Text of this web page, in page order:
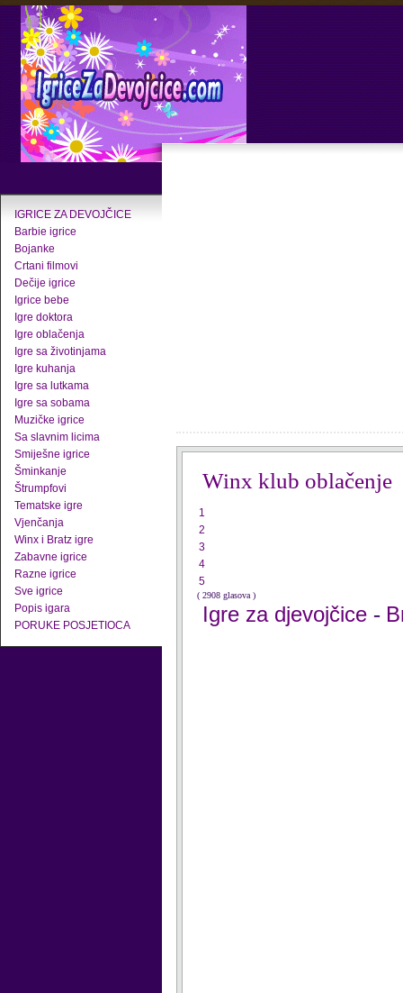
IGRICE ZA DEVOJČICE
Barbie igrice
Bojanke
Crtani filmovi
Dečije igrice
Igrice bebe
Igre doktora
Igre oblačenja
Igre sa životinjama
Igre kuhanja
Igre sa lutkama
Igre sa sobama
Muzičke igrice
Sa slavnim licima
Smiješne igrice
Šminkanje
Štrumpfovi
Tematske igre
Vjenčanja
Winx i Bratz igre
Zabavne igrice
Razne igrice
Sve igrice
Popis igara
PORUKE POSJETIOCA
Winx klub oblačenje
1
2
3
4
5
( 2908 glasova )
Igre za djevojčice -